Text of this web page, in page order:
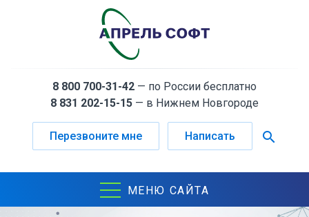
8 800 700-31-42 — по России бесплатно
8 831 202-15-15 — в Нижнем Новгороде
Перезвоните мне Написать search
МЕНЮ САЙТА